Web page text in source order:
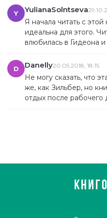
Y YulianaSolntseva
Я начала читать с
идеальна для этого.
влюбилась в Гидеона
D Danelly20.05.2018, 18:15
Не могу сказать, что
же, как Зильбер, но
отдых после рабочего